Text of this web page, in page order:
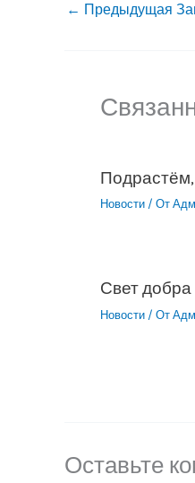
← Предыдущая
Новости / От
Свет
Новости / От
Оставьте